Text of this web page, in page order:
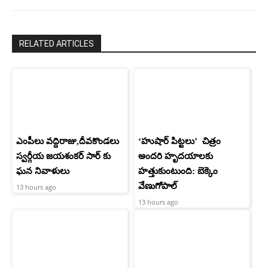
RELATED ARTICLES
ఎంపీలు వద్దిరాజు,దీవకొండలు
స్వర్గీయ జయశంకర్ సార్ కు
ఘన నివాళులు
13 hours ago
‘హుషార్‌ పిట్టలు’ చిత్రం
అందరి హృదయాలకు
హత్తుకుంటుంది: బెక్కెం
వేణుగోపాల్‌
13 hours ago